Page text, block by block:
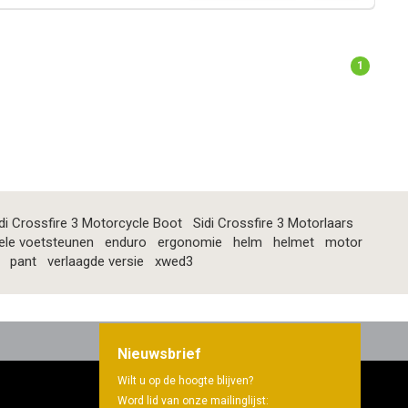
1
Crossfire 3 Motorcycle Boot
Sidi Crossfire 3 Motorlaars
voetsteunen enduro ergonomie helm helmet
motor
pant verlaagde versie xwed3
Nieuwsbrief
Wilt u op de hoogte blijven?
Word lid van onze mailinglijst: